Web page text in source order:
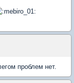
проблем нет.